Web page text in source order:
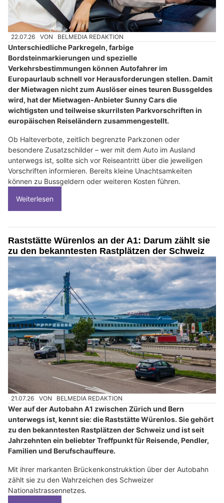
22.07.26 VON BELMEDIA REDAKTION
Unterschiedliche Parkregeln, farbige
Bordsteinmarkierungen und spezielle
Verkehrsbestimmungen können Autofahrer im
Europaurlaub schnell vor Herausforderungen stellen. Damit
der Mietwagen nicht zum Auslöser eines teuren Bussgeldes
wird, hat der Mietwagen-Anbieter Sunny Cars die
wichtigsten und teilweise skurrilsten Parkvorschriften in
europäischen Reiseländern zusammengestellt.
Ob Halteverbote, zeitlich begrenzte Parkzonen oder
besondere Zusatzschilder – wer mit dem Auto im Ausland
unterwegs ist, sollte sich vor Reiseantritt über die jeweiligen
Vorschriften informieren. Bereits kleine Unachtsamkeiten
können zu Bussgeldern oder weiteren Kosten führen.
Weiterlesen
Raststätte Würenlos an der A1: Darum zählt sie
zu den bekanntesten Rastplätzen der Schweiz
21.07.26 VON BELMEDIA REDAKTION
Wer auf der Autobahn A1 zwischen Zürich und Bern
unterwegs ist, kennt sie: die Raststätte Würenlos. Sie gehört
zu den bekanntesten Rastplätzen der Schweiz und ist seit
Jahrzehnten ein beliebter Treffpunkt für Reisende, Pendler,
Familien und Berufschauffeure.
Mit ihrer markanten Brückenkonstrukktion über der Autobahn
zählt sie zu den Wahrzeichen des Schweizer
Nationalstrassennetzes.